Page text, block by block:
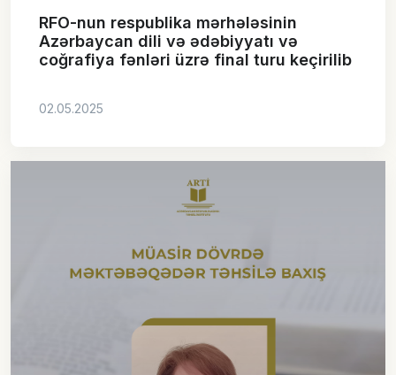
RFO-nun respublika mərhələsinin
Azərbaycan dili və ədəbiyyatı və
coğrafiya fənləri üzrə final turu keçirilib
02.05.2025